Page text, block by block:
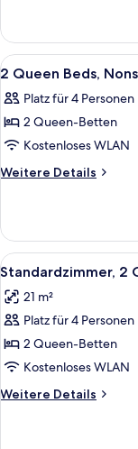
Queen
Beds,
Nonsmoking
Alle
Fotos
für
2
Queen
Beds,
anzeigen
10
2 Queen Beds,
Platz für 4 Personen
2 Queen-Betten
Kostenloses WLAN
Weitere Details
Weitere
Queen
Beds,
Nonsmoking,
Alle
Fotos
für
Standardzimmer,
2 Queen-
Betten,
Nichtraucher
anzeigen
14
Standardzimmer, 2
21 m²
Platz für 4 Personen
2 Queen-Betten
Kostenloses WLAN
Weitere Details
Weitere